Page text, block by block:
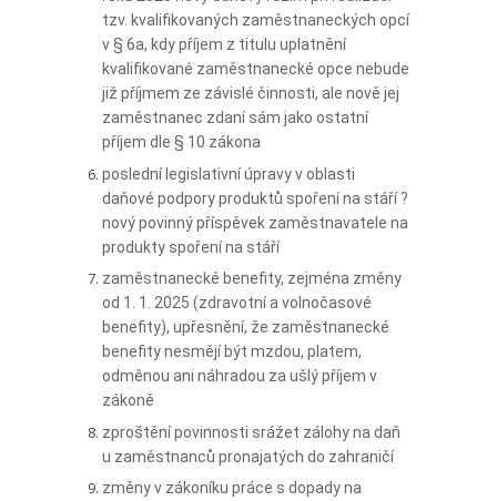
tzv. kvalifikovaných zaměstnaneckých opcí
v § 6a, kdy příjem z titulu uplatnění
kvalifikované zaměstnanecké opce nebude
již příjmem ze závislé činnosti, ale nově jej
zaměstnanec zdaní sám jako ostatní
příjem dle § 10 zákona
poslední legislativní úpravy v oblasti
daňové podpory produktů spoření na stáří ?
nový povinný příspěvek zaměstnavatele na
produkty spoření na stáří
zaměstnanecké benefity, zejména změny
od 1. 1. 2025 (zdravotní a volnočasové
benefity), upřesnění, že zaměstnanecké
benefity nesmějí být mzdou, platem,
odměnou ani náhradou za ušlý příjem v
zákoně
zproštění povinnosti srážet zálohy na daň
u zaměstnanců pronajatých do zahraničí
změny v zákoníku práce s dopady na